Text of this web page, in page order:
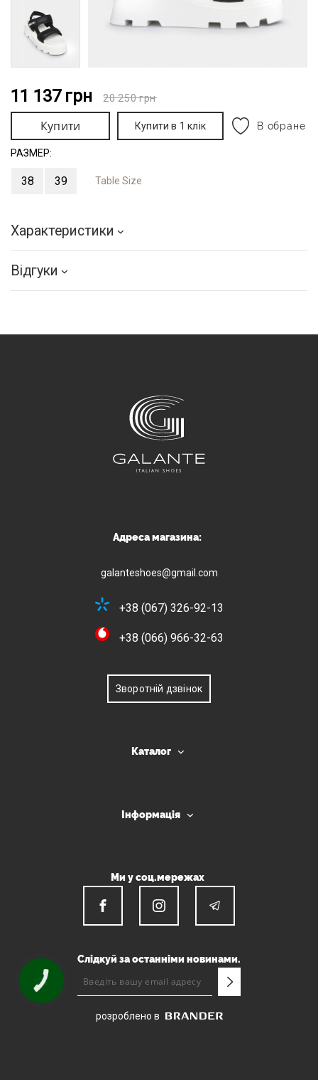
11 137 грн 20 250грн
Купити Купити в 1 клік В обране
РАЗМЕР:
38 39 Table Size
Характеристики
Відгуки
Адреса магазина:
galanteshoes@gmail.com
+38 (067) 326-92-13
+38 (066) 966-32-63
Зворотній дзвінок
Каталог
Інформація
Ми у соц.мережах
Слідкуй за останніми новинами.
розроблено в
КНОПКА
ЗВ'ЯЗКУ